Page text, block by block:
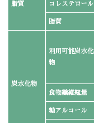
脂質 コレステロール
脂質
炭水化物
利用可能炭水化
物
食物繊維総量
糖アルコール